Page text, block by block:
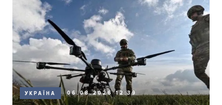
УКРАЇНА 06.08.2026 12:39